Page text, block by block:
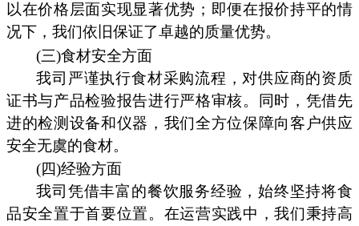
以在价格层面实现显著优势；即便在报价持平的情
况下，我们依旧保证了卓越的质量优势。
(三)食材安全方面
我司严谨执行食材采购流程，对供应商的资质
证书与产品检验报告进行严格审核。同时，凭借先
进的检测设备和仪器，我们全方位保障向客户供应
安全无虞的食材。
(四)经验方面
我司凭借丰富的餐饮服务经验，始终坚持将食
品安全置于首要位置。在运营实践中，我们秉持高